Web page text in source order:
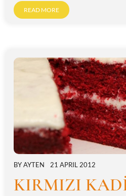
READ MORE
BYAYTEN 21 APRIL 2012
KIRMIZI